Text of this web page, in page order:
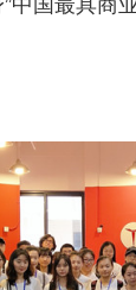
中国最具商